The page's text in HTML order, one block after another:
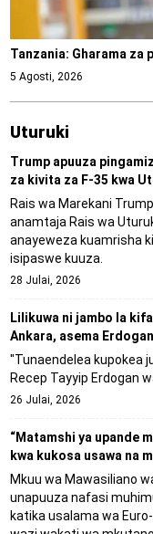
Tanzania: Gharama za
5 Agosti, 2026
Uturuki
Trump apuuza
za kivita za F-35 kwa
Rais wa Marekani
anamtaja Rais wa
anayeweza kuamrisha
isipaswe kuuza.
28 Julai, 2026
Lilikuwa ni jambo la
Ankara, asema Erdogan
"Tunaendelea kupokea
Recep Tayyip Erdogan
26 Julai, 2026
“Matamshi ya upande
kwa kukosa usawa na
Mkuu wa Mawasiliano
unapuuza nafasi
katika usalama wa